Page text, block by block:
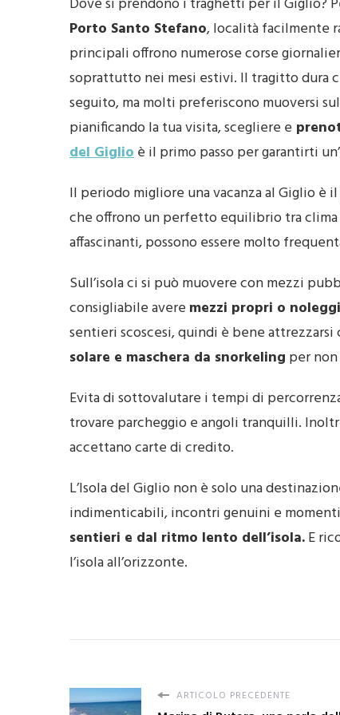
Porto Santo Stefano, località facilmente
principali offrono numerose corse
soprattutto nei mesi estivi. Il tragitto dura
seguito, ma molti preferiscono muoversi
pianificando la tua visita, scegliere e
del Giglioè il primo passo per garantirti
Il periodo migliore una vacanza al Giglio è
che offrono un perfetto equilibrio tra
affascinanti, possono essere molto
Sull’isola ci si può muovere con mezzi
consigliabile avere mezzi propri o
sentieri scoscesi, quindi è bene attrezzarsi
solare e maschera da snorkeling per
Evita di sottovalutare i tempi di
trovare parcheggio e angoli tranquilli.
accettano carte di credito.
L’Isola del Giglio non è solo una
indimenticabili, incontri genuini e
sentieri e dal ritmo lento dell’isola.E
l’isola all’orizzonte.
ARTICOLO PRECEDENTE